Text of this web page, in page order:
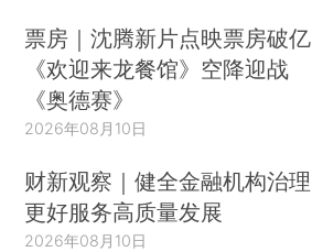
票房｜沈腾新片点映票房破亿
《欢迎来龙餐馆》空降迎战
《奥德赛》
2026年08月10日
财新观察｜健全金融机构治理
更好服务高质量发展
2026年08月10日